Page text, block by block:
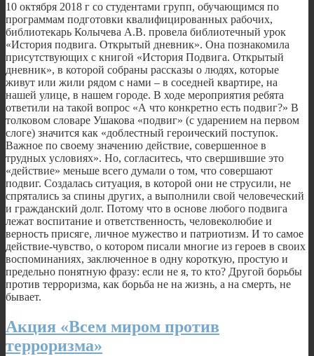
10 октября 2018 г со студентами групп, обучающимся по
программам подготовки квалифицированных рабочих,
библиотекарь Колычева А.В. провела библиотечный урок
«История подвига. Открытый дневник». Она познакомила
присутствующих с книгой «История Подвига. Открытый
дневник», в которой собраны рассказы о людях, которые
живут или жили рядом с нами – в соседней квартире, на
нашей улице, в нашем городе. В ходе мероприятия ребята
ответили на такой вопрос «А что конкретно есть подвиг?» В
толковом словаре Ушакова «подвиг» (с ударением на первом
слоге) значится как «доблестный героический поступок.
Важное по своему значению действие, совершенное в
трудных условиях». Но, согласитесь, что свершившие это
«действие» меньше всего думали о том, что совершают
подвиг. Создалась ситуация, в которой они не струсили, не
спрятались за спины других, а выполнили свой человеческий
и гражданский долг. Потому что в основе любого подвига
лежат воспитание и ответственность, человеколюбие и
верность присяге, личное мужество и патриотизм. И то самое
действие-чувство, о котором писали многие из героев в своих
воспоминаниях, заключенное в одну короткую, простую и
предельно понятную фразу: если не я, то кто? Другой борьбы
против терроризма, как борьба не на жизнь, а на смерть, не
бывает.
Акция «Всем миром против
терроризма»